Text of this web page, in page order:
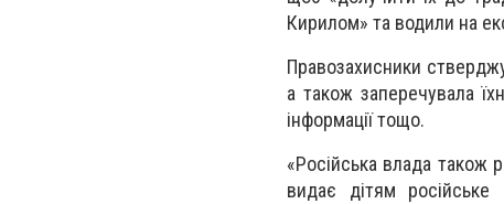
Кирилом» та водили на
Правозахисники
а також заперечувала
інформації тощо.
«Російська влада також
видає дітям